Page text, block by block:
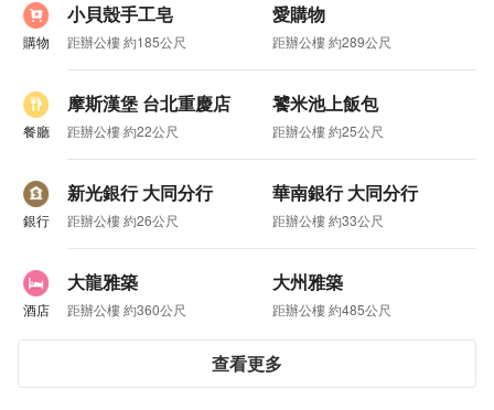
購物
小貝殼手工皂
距辦公樓 約185公尺
愛購物
距辦公樓 約289公尺
餐廳
摩斯漢堡 台北重慶店
距辦公樓 約22公尺
饕米池上飯包
距辦公樓 約25公尺
銀行
新光銀行 大同分行
距辦公樓 約26公尺
華南銀行 大同分行
距辦公樓 約33公尺
酒店
大龍雅築
距辦公樓 約360公尺
大州雅築
距辦公樓 約485公尺
查看更多